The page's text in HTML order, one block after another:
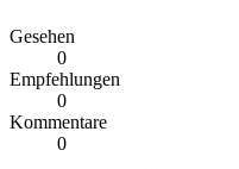
Gesehen
0
Empfehlungen
0
Kommentare
0